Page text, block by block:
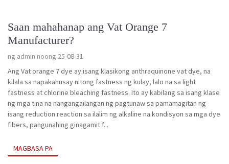
Saan mahahanap ang Vat Orange 7
Manufacturer?
ng admin noong 25-08-31
Ang Vat orange 7 dye ay isang klasikong anthraquinone vat dye, na
kilala sa napakahusay nitong fastness ng kulay, lalo na sa light
fastness at chlorine bleaching fastness. Ito ay kabilang sa isang klase
ng mga tina na nangangailangan ng pagtunaw sa pamamagitan ng
isang reduction reaction sa ilalim ng alkaline na kondisyon sa mga dye
fibers, pangunahing ginagamit f...
MAGBASA PA